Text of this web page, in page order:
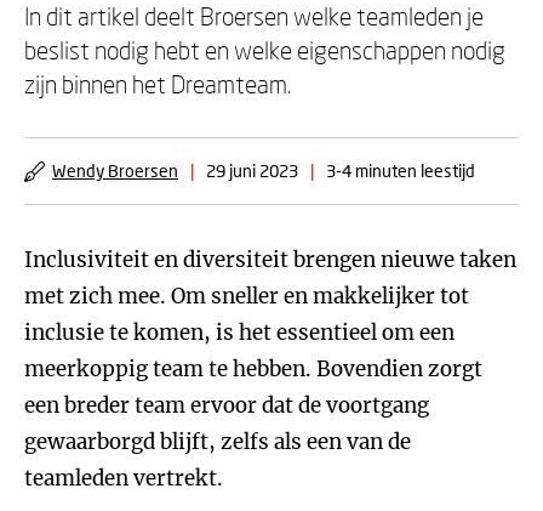
In dit artikel deelt Broersen welke teamleden je
beslist nodig hebt en welke eigenschappen nodig
zijn binnen het Dreamteam.
Wendy Broersen | 29 juni 2023 | 3-4 minuten leestijd
Inclusiviteit en diversiteit brengen nieuwe taken
met zich mee. Om sneller en makkelijker tot
inclusie te komen, is het essentieel om een
meerkoppig team te hebben. Bovendien zorgt
een breder team ervoor dat de voortgang
gewaarborgd blijft, zelfs als een van de
teamleden vertrekt.